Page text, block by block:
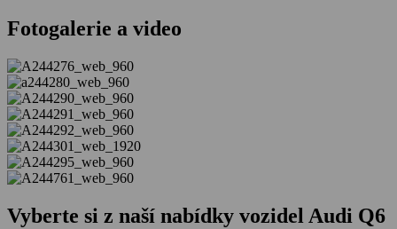
Fotogalerie a video
Vyberte si z naší nabídky vozidel Audi Q6